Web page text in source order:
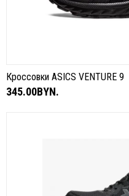
Кроссовки ASICS VENTURE 9
345.00BYN.